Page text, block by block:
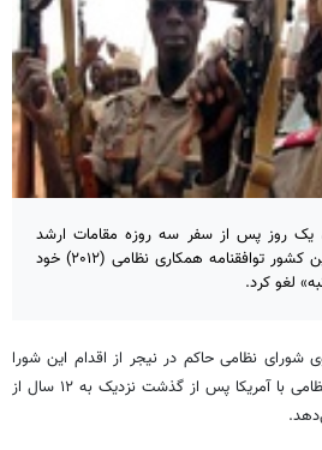
یک روز پس از سفر سه روزه مقامات ارشد
آمریکایی به نیامی، پایتخت این کشور توافقنامه همکاری نظامی (۲۰۱۲) خود
لغو کرد.
شورای نظامی حاکم در نیجر از اقدام این شورا
در لغو فوری توافقنامه همکاری نظامی با آمریکا پس از گذشت نزدیک به ۱۲ سال از